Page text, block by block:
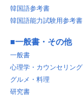
韓国語参考書
韓国語能力試験用参考書
■一般書・その他
一般書
心理学・カウンセリング
グルメ・料理
研究書